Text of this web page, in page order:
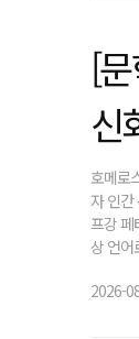
[
신
호메로
자 인간
프강 페
상 언어
2026-